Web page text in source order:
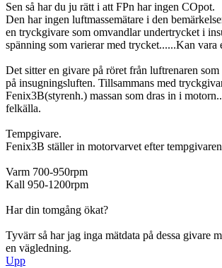
Sen så har du ju rätt i att FPn har ingen COpot.
Den har ingen luftmassemätare i den
en tryckgivare som omvandlar undertrycket i
spänning som varierar med trycket......Kan vara
Det sitter en givare på röret från luftrenaren som
på insugningsluften. Tillsammans med
Fenix3B(styrenh.) massan som dras in i
felkälla.
Tempgivare.
Fenix3B ställer in motorvarvet efter
Varm 700-950rpm
Kall 950-1200rpm
Har din tomgång ökat?
Tyvärr så har jag inga mätdata på dessa givare
en vägledning.
Upp